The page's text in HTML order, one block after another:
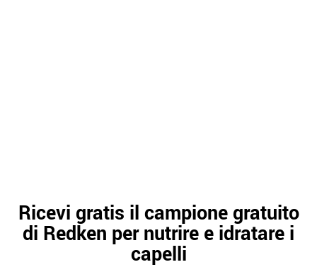
Ricevi gratis il campione gratuito
di Redken per nutrire e idratare i
capelli